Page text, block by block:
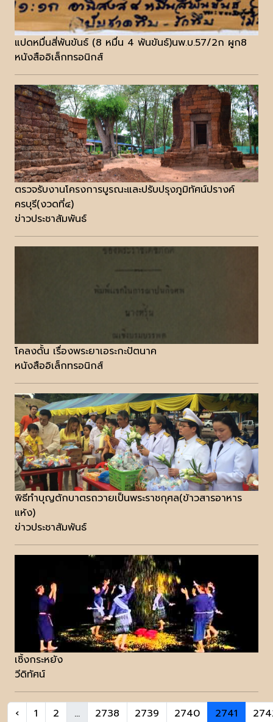
แปดหมื่นสี่พันขันธ์ (8 หมื่น 4 พันขันธ์)นพ.บ.57/2ก ผูก8
หนังสืออิเล็กทรอนิกส์
ตรวจรับงานโครงการบูรณะและปรับปรุงภูมิทัศน์ปรางค์
ครบุรี(งวดที่๔)
ข่าวประชาสัมพันธ์
โคลงดั้น เรื่องพระยาเอระกะปัตนาค
หนังสืออิเล็กทรอนิกส์
พิธีทำบุญตักบาตรถวายเป็นพระราชกุศล(ข้าวสารอาหาร
แห้ง)
ข่าวประชาสัมพันธ์
เซิ้งกระหยัง
วีดิทัศน์
‹ 1 2 ... 2738 2739 2740 2741